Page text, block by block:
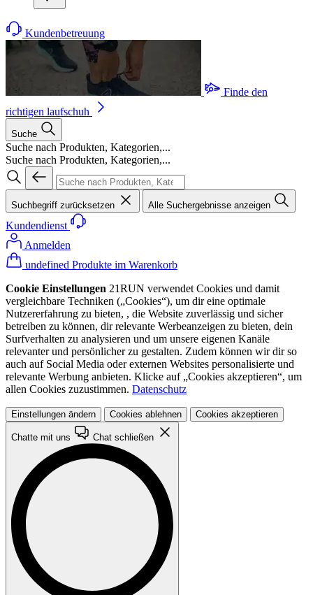
Kundenbetreuung
Finde den
richtigen laufschuh
Suche
Suche nach Produkten, Kategorien,...
Suche nach Produkten, Kategorien,...
Suchbegriff zurücksetzen Alle Suchergebnisse anzeigen
Kundendienst
Anmelden
undefined Produkte im Warenkorb
Cookie Einstellungen 21RUN verwendet Cookies und damit
vergleichbare Techniken („Cookies“), um dir eine optimale
Nutzererfahrung zu bieten, , die Website zuverlässig und sicher
betreiben zu können, dir relevante Werbeanzeigen zu bieten, dein
Surfverhalten zu analysieren und um unsere eigenen Kanäle
relevanter und persönlicher zu gestalten. Zudem können wir dir so
auch auf Social Media oder externen Websites personalisierte und
relevante Werbung anbieten. Klicke auf „Cookies akzeptieren“, um
allen Cookies zuzustimmen. Datenschutz
Einstellungen ändern Cookies ablehnen Cookies akzeptieren
Chatte mit uns Chat schließen